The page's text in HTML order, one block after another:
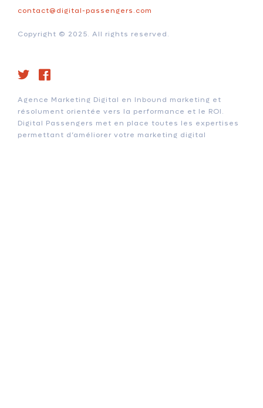
contact@digital-passengers.com
Copyright © 2025. All rights reserved.
Agence Marketing Digital en Inbound marketing et
résolument orientée vers la performance et le ROI.
Digital Passengers met en place toutes les expertises
permettant d’améliorer votre marketing digital